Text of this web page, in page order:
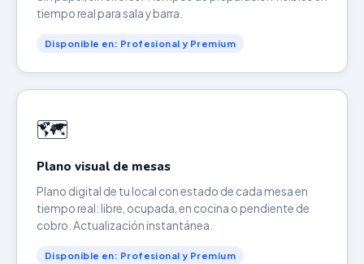
tiempo real para sala y barra.
Disponible en: Profesional y Premium
🗺️
Plano visual de mesas
Plano digital de tu local con estado de cada mesa en
tiempo real: libre, ocupada, en cocina o pendiente de
cobro. Actualización instantánea.
Disponible en: Profesional y Premium